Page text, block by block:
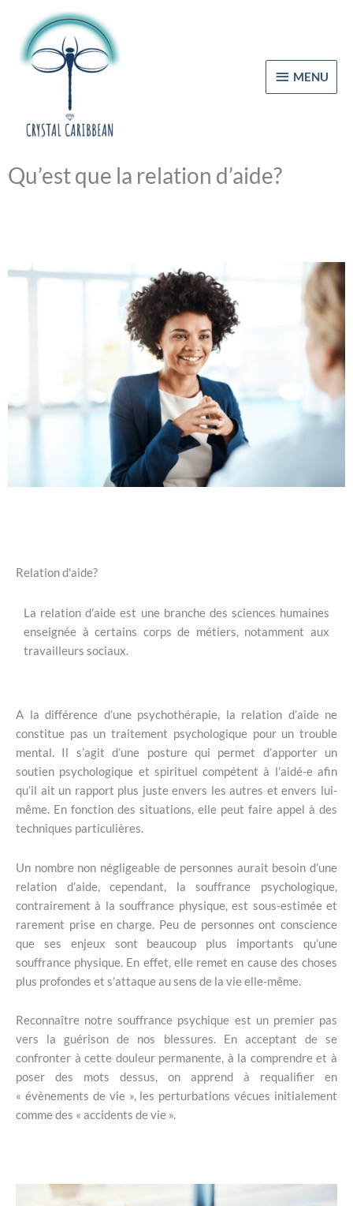
contenu
MENU
Qu’est que la relation d’aide?
Relation d'aide?
La relation d’aide est une branche des sciences humaines
enseignée à certains corps de métiers, notamment aux
travailleurs sociaux.
A la différence d’une psychothérapie, la relation d’aide ne
constitue pas un traitement psychologique pour un trouble
mental. Il s’agit d’une posture qui permet d’apporter un
soutien psychologique et spirituel compétent à l’aidé-e afin
qu’il ait un rapport plus juste envers les autres et envers lui-
même. En fonction des situations, elle peut faire appel à des
techniques particulières.
Un nombre non négligeable de personnes aurait besoin d’une
relation d’aide, cependant, la souffrance psychologique,
contrairement à la souffrance physique, est sous-estimée et
rarement prise en charge. Peu de personnes ont conscience
que ses enjeux sont beaucoup plus importants qu’une
souffrance physique. En effet, elle remet en cause des choses
plus profondes et s’attaque au sens de la vie elle-même.
Reconnaître notre souffrance psychique est un premier pas
vers la guérison de nos blessures. En acceptant de se
confronter à cette douleur permanente, à la comprendre et à
poser des mots dessus, on apprend à requalifier en
« évènements de vie », les perturbations vécues initialement
comme des « accidents de vie ».